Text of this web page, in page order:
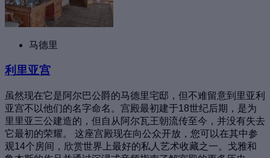
马德里
利里亚宫
虽然现在它是阿尔巴公爵的马德里宅邸，但不难留意到里亚利
亚宫不以他们的名字命名。宫殿最初建于18世纪后期，是为
里里亚三公建造的，但自从阿尔瓦王朝流传至今，并没有失去
它最初的荣耀。 这座宫殿现在向公众开放，您可以在其中参
观14个房间，欣赏世界上最好的私人艺术收藏之一。戈雅和